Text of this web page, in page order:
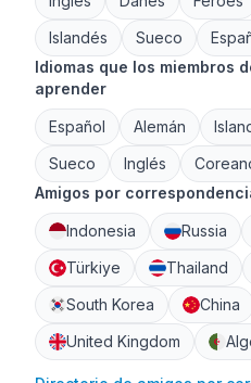
Islandés
Sueco
Idiomas que los miembros
aprender
Español Alemán
Sueco
Inglés
Amigos por
Indonesia Russia
Türkiye
Thailand
South Korea
China
United Kingdom